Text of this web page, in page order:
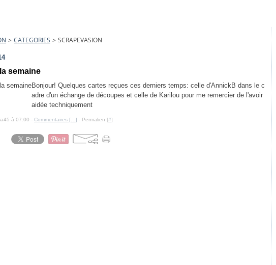
> CATEGORIES > SCRAPEVASION
semaine
Bonjour! Quelques cartes reçues ces derniers temps: celle d'AnnickB dans le c
adre d'un échange de découpes et celle de Karilou pour me remercier de l'avoir
aidée techniquement
à 07:00 - Commentaires [ ] - Permalien [#]